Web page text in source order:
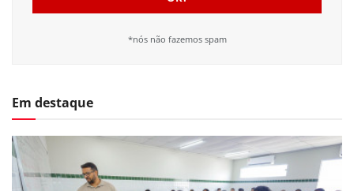
*nós não fazemos spam
Em destaque